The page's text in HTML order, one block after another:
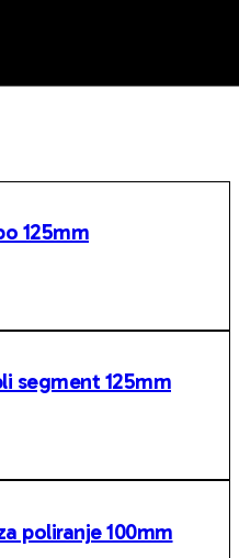
125mm
segment 125mm
poliranje 100mm